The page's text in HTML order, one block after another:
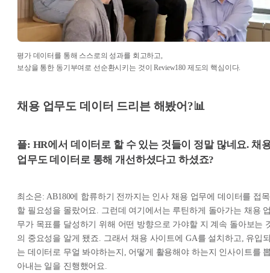
평가 데이터를 통해 스스로의 성과를 회고하고,
보상을 통한 동기부여로 선순환시키는 것이 Review180 제도의 핵심이다.
채용 업무도 데이터 드리븐 해봤어?📊
플: HR에서 데이터로 할 수 있는 것들이 정말 많네요. 채
업무도 데이터로 통해 개선하셨다고 하셨죠?
최소은: AB180에 합류하기 전까지는 인사 채용 업무에 데이터를 접목
할 필요성을 몰랐어요. 그런데 여기에서는 루틴하게 돌아가는 채용
무가 목표를 달성하기 위해 어떤 방향으로 가야할 지 계속 돌아보는
의 중요성을 알게 됐죠. 그래서 채용 사이트에 GA를 설치하고, 유입
는 데이터로 무얼 봐야하는지, 어떻게 활용해야 하는지 인사이트를
아내는 일을 진행했어요.